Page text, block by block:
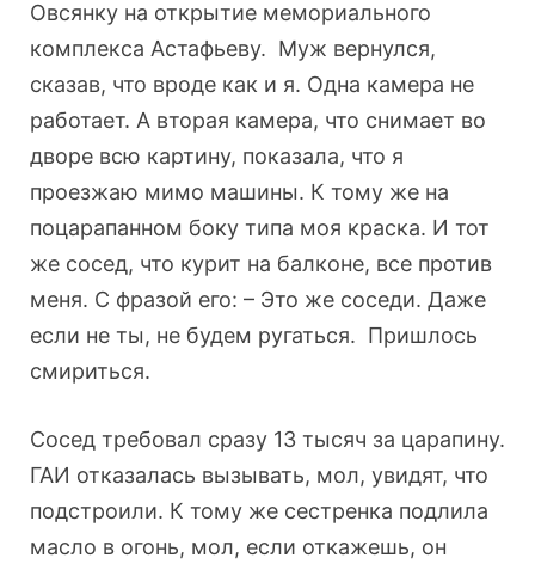
Овсянку на открытие мемориального
комплекса Астафьеву. Муж вернулся,
сказав, что вроде как и я. Одна камера не
работает. А вторая камера, что снимает во
дворе всю картину, показала, что я
проезжаю мимо машины. К тому же на
поцарапанном боку типа моя краска. И тот
же сосед, что курит на балконе, все против
меня. С фразой его: – Это же соседи. Даже
если не ты, не будем ругаться. Пришлось
смириться.
Сосед требовал сразу 13 тысяч за царапину.
ГАИ отказалась вызывать, мол, увидят, что
подстроили. К тому же сестренка подлила
масло в огонь, мол, если откажешь, он